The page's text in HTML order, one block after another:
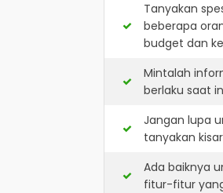
Tanyakan
beberapa
budget dan
Mintalah
berlaku saat
Jangan lupa
tanyakan
Ada baiknya
fitur-fitur